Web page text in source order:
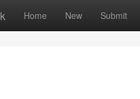
Home New Submit